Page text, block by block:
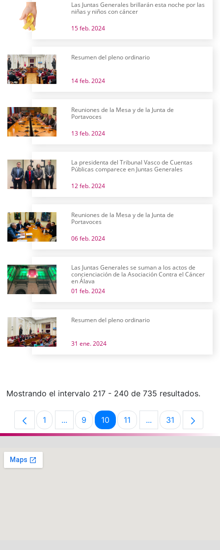
Las Juntas Generales brillarán esta noche por las
niñas y niños con cáncer
15 feb. 2024
Resumen del pleno ordinario
14 feb. 2024
Reuniones de la Mesa y de la Junta de
Portavoces
13 feb. 2024
La presidenta del Tribunal Vasco de Cuentas
Públicas comparece en Juntas Generales
12 feb. 2024
Reuniones de la Mesa y de la Junta de
Portavoces
06 feb. 2024
Las Juntas Generales se suman a los actos de
concienciación de la Asociación Contra el Cáncer
en Álava
01 feb. 2024
Resumen del pleno ordinario
31 ene. 2024
Mostrando el intervalo 217 - 240 de 735 resultados.
Página
1 ...Páginas intermedias Use TAB para
Página
9 Página
10 Página
11 ...PáginasPágina
31